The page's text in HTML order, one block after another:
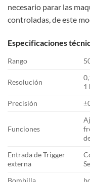
necesario parar las
controladas, de este
Especificaciones
Rango
Resolución
1
Precisión
Funciones
Entrada de Trigger
externa
Bombilla